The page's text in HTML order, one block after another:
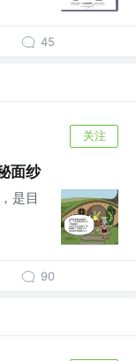
45
关注
面纱
是目
90